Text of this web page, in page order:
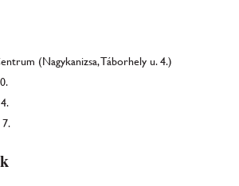
(Nagykanizsa, Táborhely u. 4.)
7.